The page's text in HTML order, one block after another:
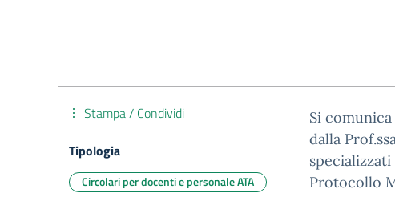
Si
dalla
Protocollo
Stampa / Condividi
Tipologia
Circolari per docenti e personale ATA